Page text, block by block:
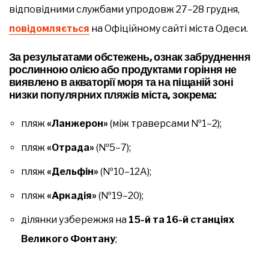
відповідними службами упродовж 27–28 грудня,
повідомляється на Офіційному сайті міста Одеси.
За результатами обстежень, ознак забруднення
рослинною олією або продуктами горіння не
виявлено в акваторії моря та на піщаній зоні
низки популярних пляжів міста, зокрема:
пляж«Ланжерон» (між траверсами №1–2);
пляж«Отрада» (№5–7);
пляж«Дельфін» (№10–12А);
пляж«Аркадія» (№19–20);
ділянки узбережжя на 15-й та 16-й станціях
Великого Фонтану;